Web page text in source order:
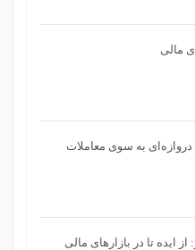
مالی
به سوی معاملات
ایده تا در بازارهای مالی